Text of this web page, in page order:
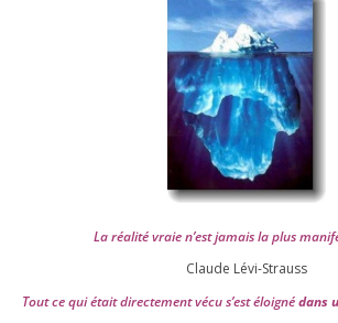
La réa­lité vraie n’est jamais la plus
Claude Lévi-Strauss
Tout ce qui était direc­te­ment vécu s’est éloi­gnédans